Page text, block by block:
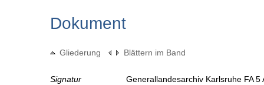
Dokument
Gliederung Blättern im Band
Signatur
Generallandesarchiv Karlsruhe FA